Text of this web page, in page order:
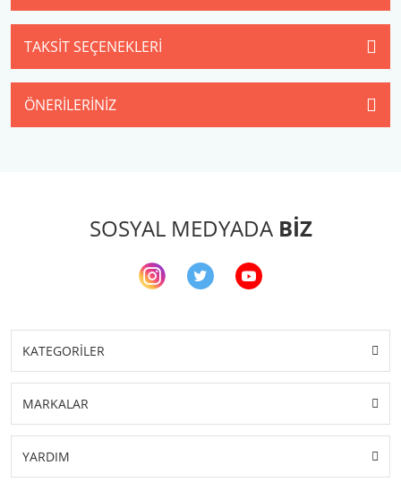
TAKSIT SEÇENEKLERI
ÖNERILERINIZ
SOSYAL MEDYADA BİZ
KATEGORİLER
MARKALAR
YARDIM